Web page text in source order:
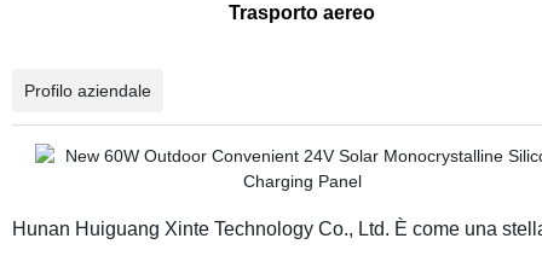
Trasporto aereo
Profilo aziendale
Hunan Huiguang Xinte Technology Co., Ltd. È come una